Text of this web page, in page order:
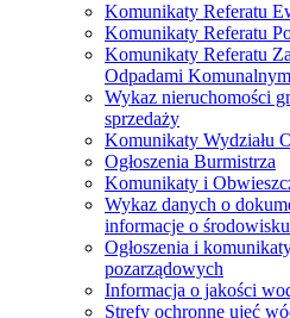
Komunikaty Referatu
Komunikaty Referatu
Komunikaty Referatu
Odpadami
Wykaz nieruchomości
sprzedaży
Komunikaty Wydziału
Ogłoszenia Burmistrza
Komunikaty i
Wykaz danych o
informacje o
Ogłoszenia i
pozarządowych
Informacja o jakości
Strefy ochronne ujęć